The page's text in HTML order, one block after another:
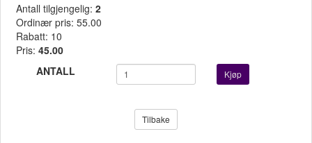
Antall tilgjengelig: 2
Ordinær pris: 55.00
Rabatt: 10
Pris: 45.00
ANTALL
Kjøp
Tilbake